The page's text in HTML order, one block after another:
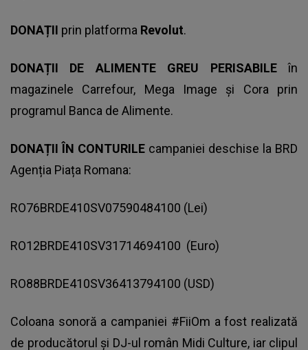
DONAȚII prin platforma Revolut.
DONAȚII DE ALIMENTE GREU PERISABILEîn
magazinele Carrefour, Mega Image și Cora prin
programul Banca de Alimente.
DONAȚII ÎN CONTURILE campaniei deschise la BRD
Agenția Piața Romana:
RO76BRDE410SV07590484100 (Lei)
RO12BRDE410SV31714694100 (Euro)
RO88BRDE410SV36413794100 (USD)
Coloana sonoră a campaniei #FiiOm a fost realizată
de producătorul și DJ-ul român Midi Culture, iar clipul